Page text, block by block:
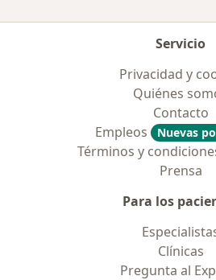
Servicio
Privacidad y
Quiénes
Contacto
Empleos
Nuevas
Términos y
Prensa
Para los
Clínicas
Pregunta al